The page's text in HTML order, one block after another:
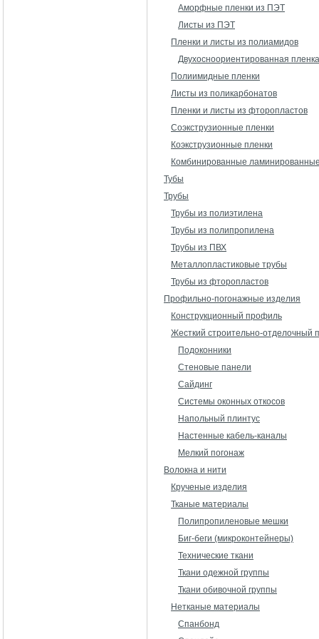
Аморфные пленки из ПЭТ
Листы из ПЭТ
Пленки и листы из полиамидов
Двухосноориентированная
Полиимидные пленки
Листы из поликарбонатов
Пленки и листы из фторопластов
Соэкструзионные пленки
Коэкструзионные пленки
Комбинированные
Тубы
Трубы
Трубы из полиэтилена
Трубы из полипропилена
Трубы из ПВХ
Металлопластиковые трубы
Трубы из фторопластов
Профильно-погонажные изделия
Конструкционный профиль
Жесткий строительно-отделочный
Подоконники
Стеновые панели
Сайдинг
Системы оконных откосов
Напольный плинтус
Настенные кабель-каналы
Мелкий погонаж
Волокна и нити
Крученые изделия
Тканые материалы
Полипропиленовые мешки
Биг-беги (микроконтейнеры)
Технические ткани
Ткани одежной группы
Ткани обивочной группы
Нетканые материалы
Спанбонд